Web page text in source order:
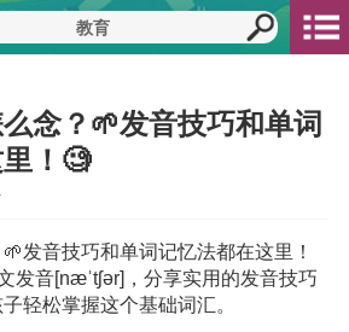
念？🌱发音技巧和单词
！🧐
发音技巧和单词记忆法都在这里！
发音[næˈtʃər]，分享实用的发音技巧
轻松掌握这个基础词汇。